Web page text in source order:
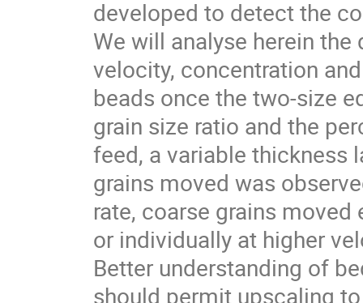
developed to detect the
We will analyse herein
velocity, concentration
beads once the two-size
grain size ratio and the
feed, a variable thickness
grains moved was
rate, coarse grains
or individually at higher
Better understanding of
should permit upscaling